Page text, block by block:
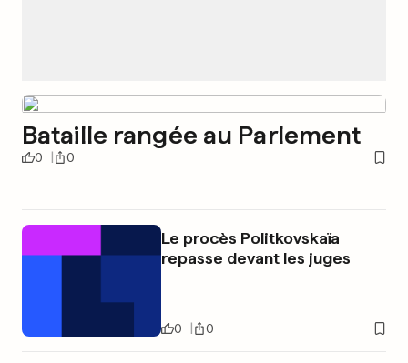
Bataille rangée au Parlement
0 0
Le procès Politkovskaïa
repasse devant les juges
0 0